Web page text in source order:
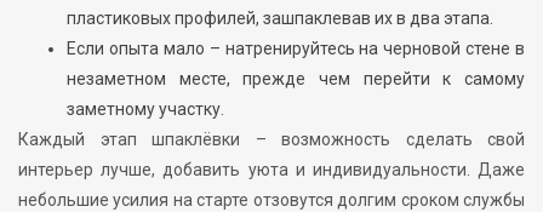
пластиковых профилей, зашпаклевав их в два этапа.
Если опыта мало – натренируйтесь на черновой стене в
незаметном месте, прежде чем перейти к самому
заметному участку.
Каждый этап шпаклёвки – возможность сделать свой
интерьер лучше, добавить уюта и индивидуальности. Даже
небольшие усилия на старте отзовутся долгим сроком службы